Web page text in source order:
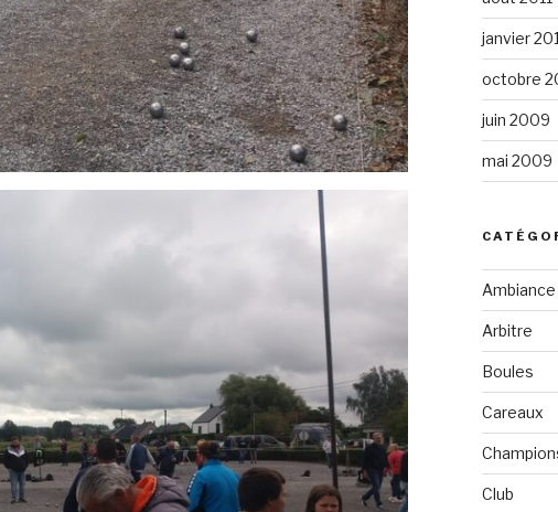
janvier
octobre
juin 2009
mai 2009
Ambiance
Arbitre
Boules
Careaux
Club